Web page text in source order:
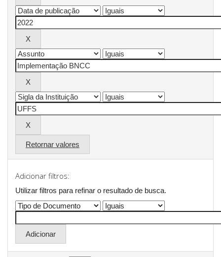
Retornar valores
Adicionar filtros:
Utilizar filtros para refinar o resultado de busca.